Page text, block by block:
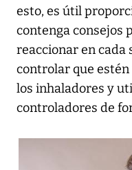
esto, es útil
contenga consejos
reaccionar en cada
controlar que
los inhaladores y
controladores de